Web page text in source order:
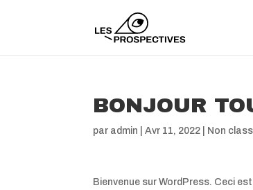
BONJOUR
par admin |Avr 11, 2022 Non
Bienvenue sur WordPress. Ceci